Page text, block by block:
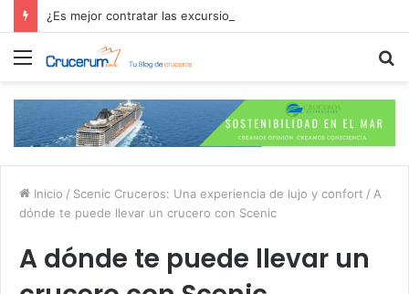
Menú
Inicio / Scenic Cruceros: Una experiencia de lujo y confort / A
dónde te puede llevar un crucero con Scenic
A dónde te puede llevar un